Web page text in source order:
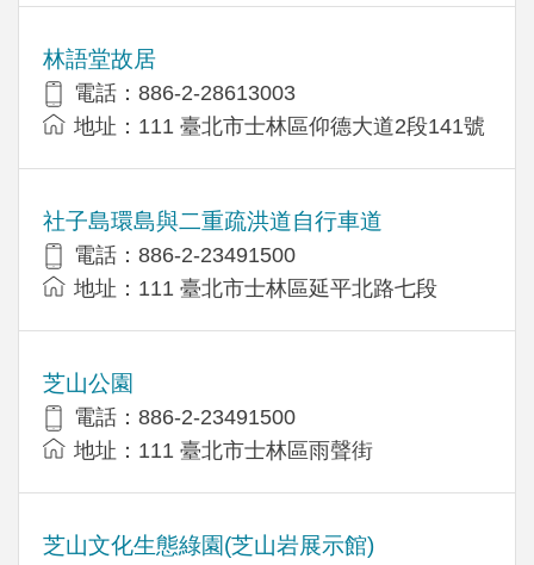
林語堂故居
電話：886-2-28613003
地址：111 臺北市士林區仰德大道2段141號
社子島環島與二重疏洪道自行車道
電話：886-2-23491500
地址：111 臺北市士林區延平北路七段
芝山公園
電話：886-2-23491500
地址：111 臺北市士林區雨聲街
芝山文化生態綠園(芝山岩展示館)